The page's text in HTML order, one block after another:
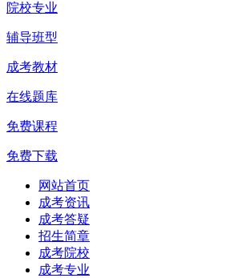
院校专业
辅导班型
成考教材
在线题库
免费课程
免费下载
网站首页
成考资讯
成考答疑
招生简章
成考院校
成考专业